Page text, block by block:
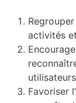
activités
Favoriser